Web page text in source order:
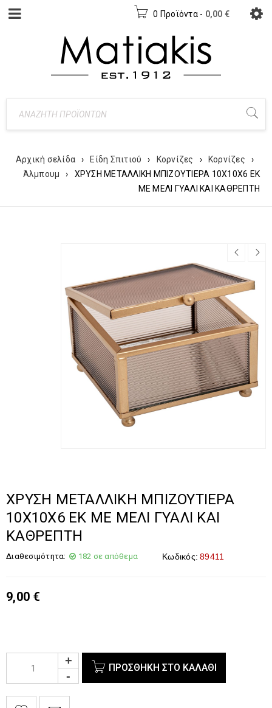
0 Προϊόντα - 0,00 €
Αρχική σελίδα › Είδη Σπιτιού › Κορνίζες › Κορνίζες
›
Άλμπουμ
›
ΧΡΥΣΗ ΜΕΤΑΛΛΙΚΗ ΜΠΙΖΟΥΤΙΕΡΑ 10Χ10Χ6 ΕΚ
ΜΕ ΜΕΛΙ ΓΥΑΛΙ ΚΑΙ ΚΑΘΡΕΠΤΗ
ΧΡΥΣΗ ΜΕΤΑΛΛΙΚΗ ΜΠΙΖΟΥΤΙΕΡΑ
10Χ10Χ6 ΕΚ ΜΕ ΜΕΛΙ ΓΥΑΛΙ ΚΑΙ
ΚΑΘΡΕΠΤΗ
Διαθεσιμότητα: 182 σε απόθεμα Κωδικός: 89411
9,00 €
ΠΡΟΣΘΉΚΗ ΣΤΟ ΚΑΛΆΘΙ